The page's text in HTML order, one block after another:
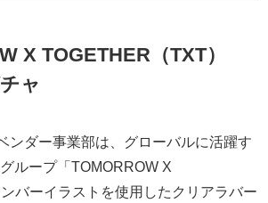
X TOGETHER（TXT）
ャ
ンダー事業部は、グローバルに活躍す
ループ「TOMORROW X
バーイラストを使用したクリアラバー